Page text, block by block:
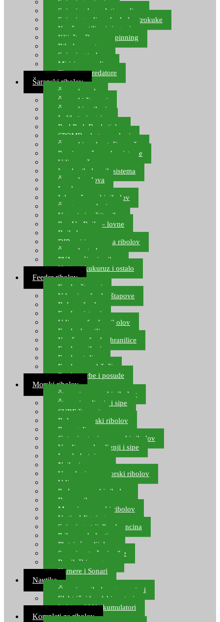
Spinning setovi
Spinning kompleti varalica
Spinning udice, dvokuke, trokuke
Kopče, vrtilice i ringovi
Kliješta, škare za spinning
Ribolov pastrve
Spinning torbe
Mirisi za varalice
Plovci za predatore
Šaranski ribolov
Šaranske role
Šaranski štapovi
Šaranski najloni
Indikatori ugriza
Rod Pod, Banksticks
SPOMB rakete, markeri
Šaranski podmetači, mreže
Pernice za šaranske sisteme
Udice za šarana, amura
Izrada ribolovnih sistema
Šaranska olova
Leadcore
Igle za šaranski ribolov
Špage, upredenice
Vaganje i zaštita ribe
Pop Up Boile – lovne
Boile lovne
DIP-ovi i arome za ribolov
Šaranske torbe
PVA vrećice i pribor
Umjetni kukuruz i ostalo
Feeder ribolov
Feeder štapovi
Vrhovi za feeder štapove
Role za feeder
Feeder sistemi
Udice za feeder ribolov
Feeder hranilice
Kopče za feeder hranilice
Feeder najloni
Feeder stolice
Feeder arm držači
Feeder torbe i posude
Morski ribolov
Štapovi za morski ribolov
Štapovi za lignje i sipe
SURF štapovi
Role za morski ribolov
Parangali
Gotovi setovi za morski ribolov
Varalice za lov lignji i sipe
Lov hobotnice
Najloni za more
Upredenice za morski ribolov
Udice za more
Perle za morski ribolov
Brum prihrana za more
Mamci za morski ribolov
Vertical Jigging
Spinning strijelke, brancina
Pribor za bolentino
Plutajuća odijela
Sonari za traženje ribe
Ronilački program
Kamere i Sonari
Nautika
Čamci za ribolov, gumenjaci
Električni brodski motori
Lithium ION akumulatori
Kompleti za ribolov